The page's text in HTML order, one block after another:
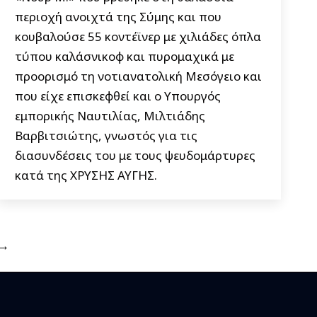
περιοχή ανοιχτά της Σύμης και που
κουβαλούσε 55 κοντέϊνερ με χιλιάδες όπλα
τύπου καλάσνικοφ και πυρομαχικά με
προορισμό τη νοτιανατολική Μεσόγειο και
που είχε επισκεφθεί και ο Υπουργός
εμπορικής Ναυτιλίας, Μιλτιάδης
Βαρβιτσιώτης, γνωστός για τις
διασυνδέσεις του με τους ψευδομάρτυρες
κατά της ΧΡΥΣΗΣ ΑΥΓΗΣ.
→